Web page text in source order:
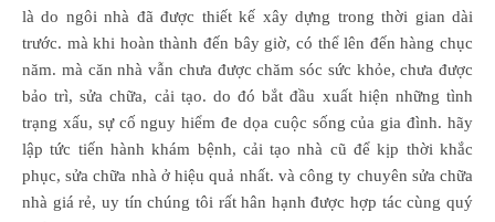
là do ngôi nhà đã được thiết kế xây dựng trong thời gian dài
trước. mà khi hoàn thành đến bây giờ, có thể lên đến hàng chục
năm. mà căn nhà vẫn chưa được chăm sóc sức khỏe, chưa được
bảo trì, sửa chữa, cải tạo. do đó bắt đầu xuất hiện những tình
trạng xấu, sự cố nguy hiểm đe dọa cuộc sống của gia đình. hãy
lập tức tiến hành khám bệnh, cải tạo nhà cũ để kịp thời khắc
phục, sửa chữa nhà ở hiệu quả nhất. và công ty chuyên sửa chữa
nhà giá rẻ, uy tín chúng tôi rất hân hạnh được hợp tác cùng quý